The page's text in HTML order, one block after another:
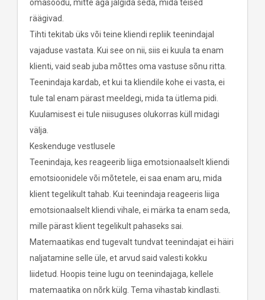
omasoodu, mitte aga jälgida seda, mida teised
räägivad.
Tihti tekitab üks või teine kliendi repliik teenindajal
vajaduse vastata. Kui see on nii, siis ei kuula ta enam
klienti, vaid seab juba mõttes oma vastuse sõnu ritta.
Teenindaja kardab, et kui ta kliendile kohe ei vasta, ei
tule tal enam pärast meeldegi, mida ta ütlema pidi.
Kuulamisest ei tule niisuguses olukorras küll midagi
välja.
Keskenduge vestlusele
Teenindaja, kes reageerib liiga emotsionaalselt kliendi
emotsioonidele või mõtetele, ei saa enam aru, mida
klient tegelikult tahab. Kui teenindaja reageeris liiga
emotsionaalselt kliendi vihale, ei märka ta enam seda,
mille pärast klient tegelikult pahaseks sai.
Matemaatikas end tugevalt tundvat teenindajat ei häiri
naljatamine selle üle, et arvud said valesti kokku
liidetud. Hoopis teine lugu on teenindajaga, kellele
matemaatika on nõrk külg. Tema vihastab kindlasti.